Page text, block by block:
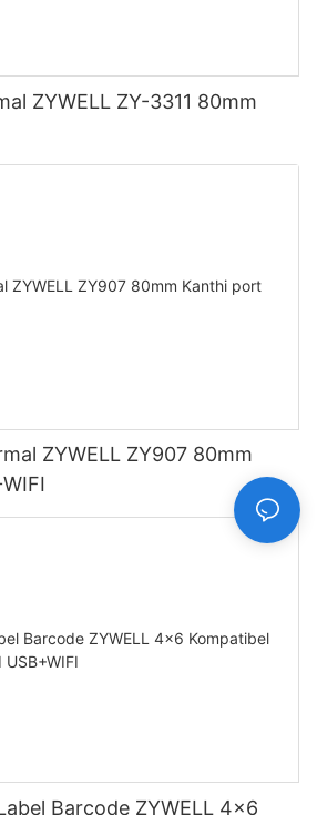
ZYWELL ZY-3311 80mm
ZYWELL ZY907 80mm
Barcode ZYWELL 4x6